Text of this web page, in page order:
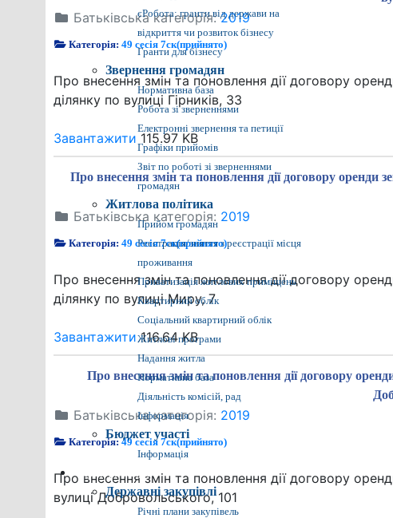
єРобота: гранти від держави на
відкриття чи розвиток бізнесу
Гранти для бізнесу
Звернення громадян
Нормативна база
Робота зі зверненнями
Електронні звернення та петиції
Графіки прийомів
Звіт по роботі зі зверненнями
громадян
Житлова політика
Прийом громадян
Реєстрація/зняття з реєстрації місця
проживання
Приватизація житлових приміщень
Квартирний облік
Соціальний квартирний облік
Житлові програми
Надання житла
Нормативна база
Діяльність комісій, рад
Інформація
Бюджет участі
Інформація
Прозора влада
Державні закупівлі
Річні плани закупівель
Батьківська категорія:2019
Категорія:49 сесія 7ск(прийнято)
Про внесення змін та поновлення дії договору
ділянку по вулиці Гірників, 33
Завантажити 115.97 KB
Про внесення змін та поновлення дії договору
Батьківська категорія: 2019
Категорія:49 сесія 7ск(прийнято)
Про внесення змін та поновлення дії договору
ділянку по вулиці Миру, 7
Завантажити116.64 KB
Про внесення змін та поновлення дії договору
Батьківська категорія: 2019
Категорія:49 сесія 7ск(прийнято)
Про внесення змін та поновлення дії договору
вулиці Добровольського, 101